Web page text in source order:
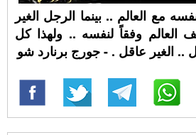
مع العالم .. بينما الرجل الغير
العالم وفقاً لنفسه .. ولهذا كل
.. الغير عاقل . - جورج برنارد شو